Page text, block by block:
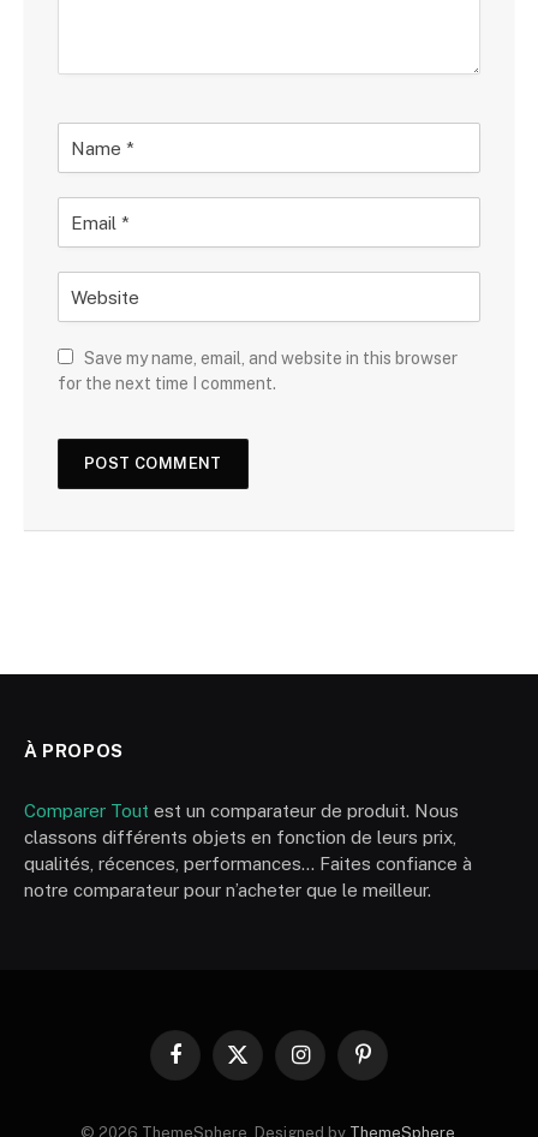
Save my name, email, and website in this browser
for the next time I comment.
À PROPOS
Comparer Tout est un comparateur de produit. Nous
classons différents objets en fonction de leurs prix,
qualités, récences, performances… Faites confiance à
notre comparateur pour n’acheter que le meilleur.
Facebook
X
InstagramPinterest
© 2026 ThemeSphere. Designed by ThemeSphere